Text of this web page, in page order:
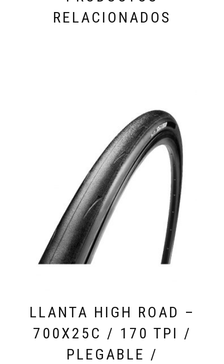
RELACIONADOS
LLANTA HIGH ROAD –
700X25C / 170 TPI /
PLEGABLE /